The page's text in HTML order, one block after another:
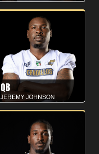
QB
JEREMY JOHNSON